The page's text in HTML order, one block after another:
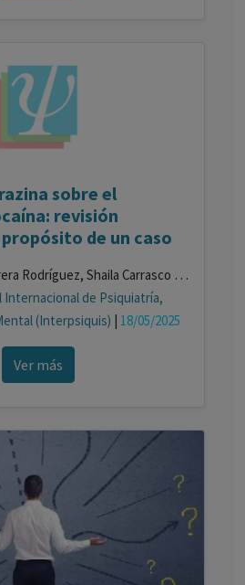
sobre el
revisión
de un caso
Jonay Francisco Herrera Rodríguez, Shaila Carrasco Falcón, Gemma Recio Pescador, Marina Martínez Grimal, Sara María Rivero Hernández, Francisco Acoidán Rodríguez Batista
Internacional de Psiquiatría,
(Interpsiquis) | 18/05/2025
Ver más